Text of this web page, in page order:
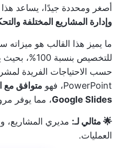
أصغر ومحددة جيدًا، يساعد
وإدارة المشاريع المختلفة
ما يميز هذا القالب هو ميزاته
للتخصيص بنسبة
حسب الاحتياجات الفريدة
PowerPoint، فهو
متوافق مع
Google Slides، مما يوفر
🌟 مثالي لـ: مديري المشاريع،
العمليات.